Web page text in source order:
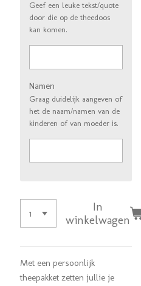
Geef een leuke tekst/quote
door die op de theedoos
kan komen.
Namen
Graag duidelijk aangeven of
het de naam/namen van de
kinderen of van moeder is.
In
winkelwagen
Met een persoonlijk
theepakket zetten jullie je